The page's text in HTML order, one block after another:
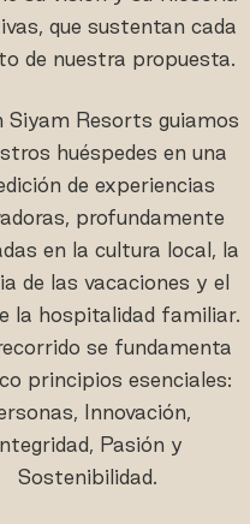
que sustentan cada
de nuestra propuesta.
Siyam Resorts guiamos
huéspedes en una
de experiencias
profundamente
en la cultura local, la
de las vacaciones y el
la hospitalidad familiar.
se fundamenta
principios esenciales:
Innovación,
Pasión y
Sostenibilidad.